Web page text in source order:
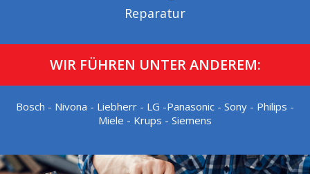
Reparatur
WIR FÜHREN UNTER ANDEREM:
Bosch - Nivona - Liebherr - LG -Panasonic - Sony - Philips -
Miele - Krups - Siemens